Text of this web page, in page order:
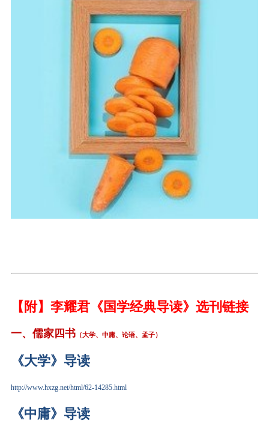
【附】李耀君《国学经典导读》 选刊链接
一、儒家四书（大学、中庸、论语、孟子）
《大学》导读
http://www.hxzg.net/html/62-14285.html
《中庸》导读